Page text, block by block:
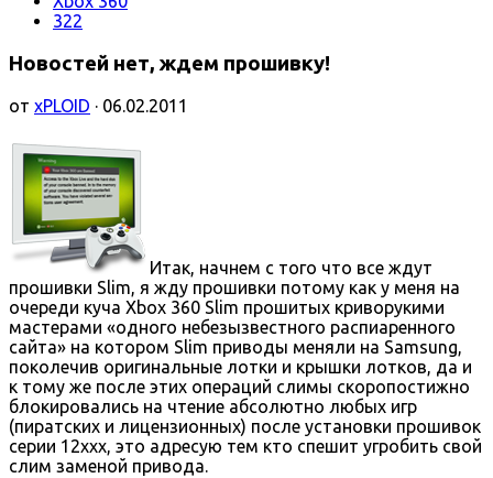
322
Новостей нет, ждем прошивку!
от xPLOID · 06.02.2011
Итак, начнем с того что все ждут
прошивки Slim, я жду прошивки потому как у меня на
очереди куча Xbox 360 Slim прошитых криворукими
мастерами «одного небезызвестного распиаренного
сайта» на котором Slim приводы меняли на Samsung,
поколечив оригинальные лотки и крышки лотков, да и
к тому же после этих операций слимы скоропостижно
блокировались на чтение абсолютно любых игр
(пиратских и лицензионных) после установки прошивок
серии 12ххх, это адресую тем кто спешит угробить свой
слим заменой привода.